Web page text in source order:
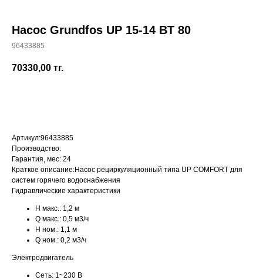
(700) 730-70-73
Насос Grundfos UP 15-14 BT 80
96433885
70330,00 тг.
Артикул:96433885
Производство:
Гарантия, мес: 24
Краткое описание:Насос рециркуляционный типа UP COMFORT для
систем горячего водоснабжения
Гидравлические характеристики
H макс.: 1,2 м
Q макс.: 0,5 м3/ч
H ном.: 1,1 м
Q ном.: 0,2 м3/ч
Электродвигатель
Сеть: 1~230 В